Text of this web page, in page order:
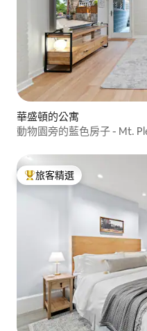
華盛頓的公寓
動物園旁的藍色房子 - Mt.
旅客精選榜首
旅客精選